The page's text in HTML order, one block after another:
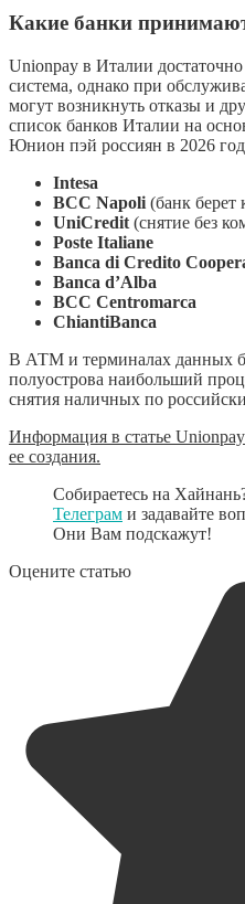
Какие банки
Unionpay в Италии
система, однако при
могут возникнуть отказы и
список банков Италии на
Юнион пэй россиян в 2026
Intesa
BCC Napoli (банк берет
UniCredit (снятие без
Poste Italianе
Banca di Credito
Banca d’Alba
BCC Centromarca
ChiantiBanca
В АТМ и терминалах данных
полуострова наибольший
снятия наличных по
Информация в статье
ее создания.
Собираетесь на
Телеграм и задавайте
Они Вам подскажут!
Оцените статью